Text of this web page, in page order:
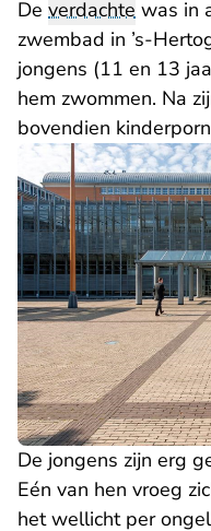
De verdachte was in
zwembad in ’s-
jongens (11 en 13
hem zwommen. Na
bovendien
De jongens zijn erg
Eén van hen vroeg
het wellicht per